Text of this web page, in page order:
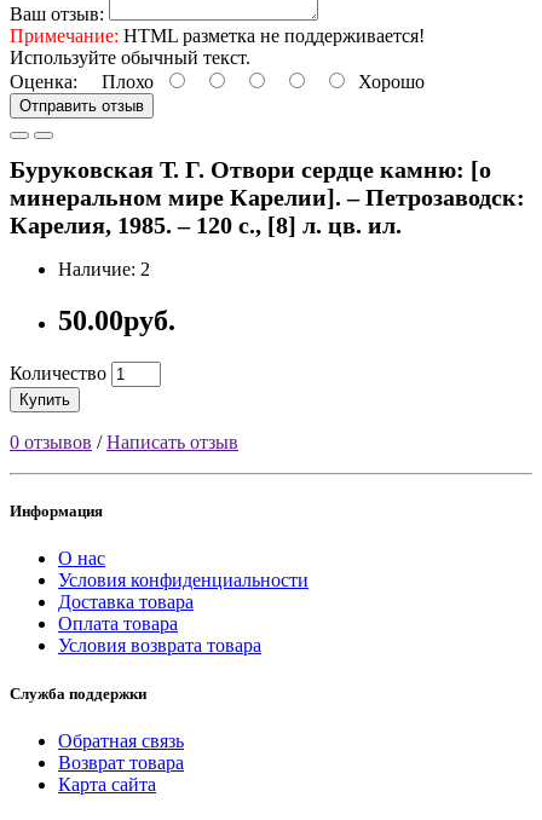
Ваш отзыв:
Примечание: HTML разметка не поддерживается!
Используйте обычный текст.
Оценка: Плохо Хорошо
Отправить отзыв
Буруковская Т. Г. Отвори сердце камню: [о
минеральном мире Карелии]. – Петрозаводск:
Карелия, 1985. – 120 с., [8] л. цв. ил.
Наличие: 2
50.00руб.
Количество
Купить
0 отзывов /Написать отзыв
Информация
О нас
Условия конфиденциальности
Доставка товара
Оплата товара
Условия возврата товара
Служба поддержки
Обратная связь
Возврат товара
Карта сайта